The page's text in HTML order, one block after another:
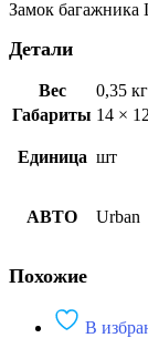
Замок
Детали
Вес
0,35 кг
Габариты 14 ×
Единица шт
АВТО Urban
Похожие
В